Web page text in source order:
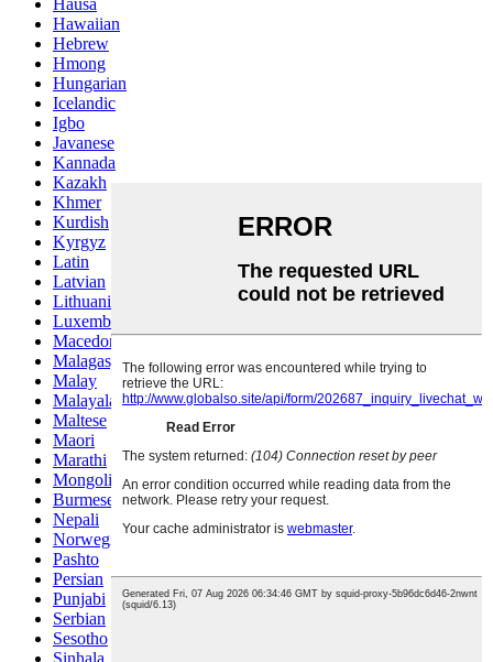
Hausa
Hawaiian
Hebrew
Hmong
Hungarian
Icelandic
Igbo
Javanese
Kannada
Kazakh
Khmer
Kurdish
Kyrgyz
Latin
Latvian
Lithuanian
Luxembou..
Macedonian
Malagasy
Malay
Malayalam
Maltese
Maori
Marathi
Mongolian
Burmese
Nepali
Norwegian
Pashto
Persian
Punjabi
Serbian
Sesotho